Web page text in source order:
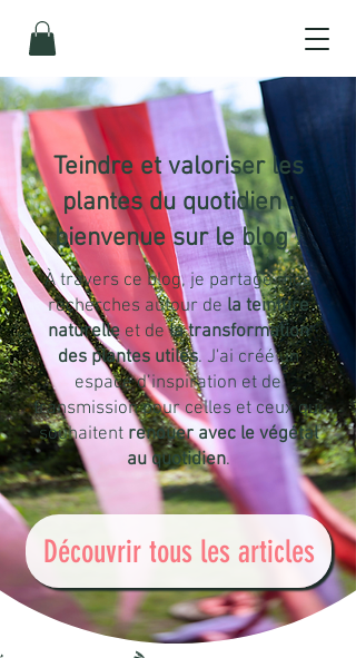
Teindreet valoriser les
plantes du quotidien:
bienvenue sur le blog !
À travers ce blog, je partage mes
recherches autour de la teinture
naturelleet dela transformation
des plantes utiles. J'ai créé un
espace d’inspiration et de
transmission pour celles et ceux qui
souhaitent renouer avec le végétal
au quotidien.
Découvrir tous les articles